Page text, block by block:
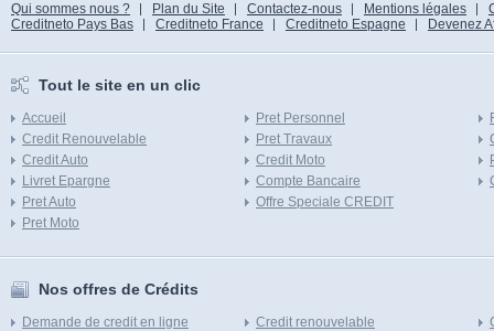
Qui sommes nous ?
Plan du Site Contactez-nous Mentions légales
Creditneto Pays Bas
Creditneto France Creditneto Espagne Devenez
Tout le site en un clic
Accueil
Credit Renouvelable
Credit Auto
Livret Epargne
Pret Auto
Pret Moto
Pret Personnel
Pret Travaux
Credit Moto
Compte Bancaire
Offre Speciale CREDIT
Nos offres de Crédits
Demande de credit en ligne
Credit renouvelable